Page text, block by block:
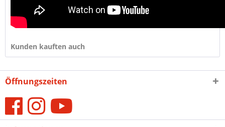
Kunden kauften auch
Öffnungszeiten